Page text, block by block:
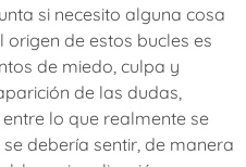
si necesito alguna cosa
origen de estos bucles es
de miedo, culpa y
de las dudas,
lo que realmente se
debería sentir, de manera